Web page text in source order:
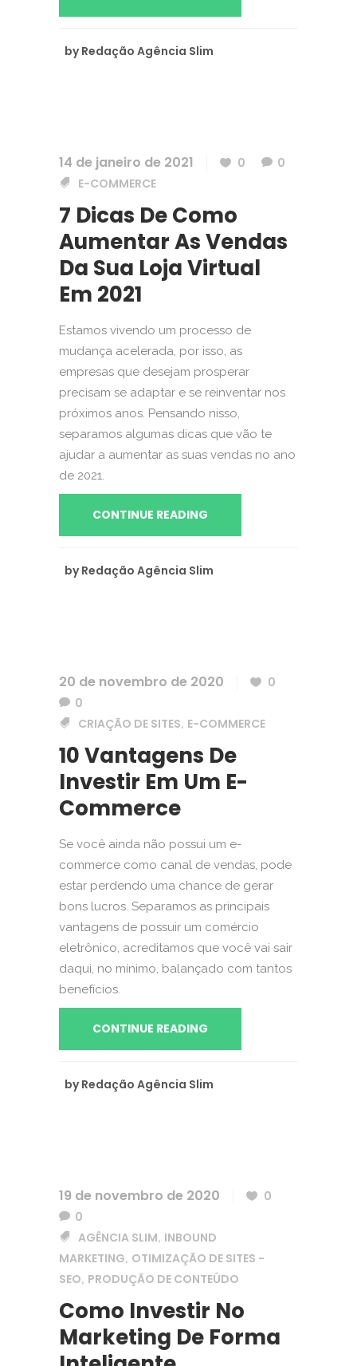
by Redação Agência Slim
14 de janeiro de 2021 0
0
E-COMMERCE
7 Dicas De Como
Aumentar As Vendas
Da Sua Loja Virtual
Em 2021
Estamos vivendo um processo de
mudança acelerada, por isso, as
empresas que desejam prosperar
precisam se adaptar e se reinventar nos
próximos anos. Pensando nisso,
separamos algumas dicas que vão te
ajudar a aumentar as suas vendas no ano
de 2021.
CONTINUE READING
by Redação Agência Slim
20 de novembro de 2020
0
0
CRIAÇÃO DE SITES, E-COMMERCE
10 Vantagens De
Investir Em Um E-
Commerce
Se você ainda não possui um e-
commerce como canal de vendas, pode
estar perdendo uma chance de gerar
bons lucros. Separamos as principais
vantagens de possuir um comércio
eletrônico, acreditamos que você vai sair
daqui, no mínimo, balançado com tantos
benefícios.
CONTINUE READING
by Redação Agência Slim
19 de novembro de 2020
0
0
AGÊNCIA SLIM, INBOUND
MARKETING, OTIMIZAÇÃO DE SITES -
SEO, PRODUÇÃO DE CONTEÚDO
Como Investir No
Marketing De Forma